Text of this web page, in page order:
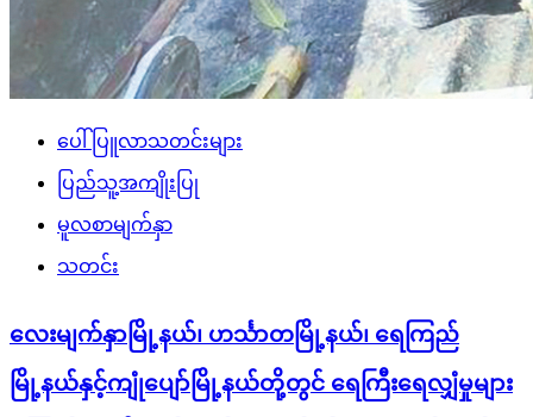
ပေါ်ပြူလာသတင်းများ
ပြည်သူ့အကျိုးပြု
မူလစာမျက်နှာ
သတင်း
လေးမျက်နှာမြို့နယ်၊ ဟင်္သာတမြို့နယ်၊ ရေကြည်
မြို့နယ်နှင့်ကျုံပျော်မြို့နယ်တို့တွင် ရေကြီးရေလျှံမှုများ
ဆောင်ရွက်